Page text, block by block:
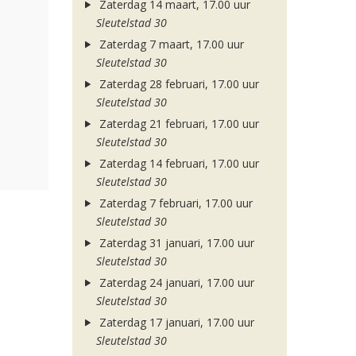
Zaterdag 14 maart, 17.00 uur
Sleutelstad 30
Zaterdag 7 maart, 17.00 uur
Sleutelstad 30
Zaterdag 28 februari, 17.00 uur
Sleutelstad 30
Zaterdag 21 februari, 17.00 uur
Sleutelstad 30
Zaterdag 14 februari, 17.00 uur
Sleutelstad 30
Zaterdag 7 februari, 17.00 uur
Sleutelstad 30
Zaterdag 31 januari, 17.00 uur
Sleutelstad 30
Zaterdag 24 januari, 17.00 uur
Sleutelstad 30
Zaterdag 17 januari, 17.00 uur
Sleutelstad 30